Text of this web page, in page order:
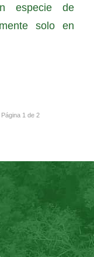
especie de
solo en
Página 1 de 2